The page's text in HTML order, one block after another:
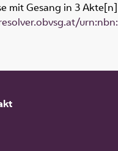
mit Gesang in 3